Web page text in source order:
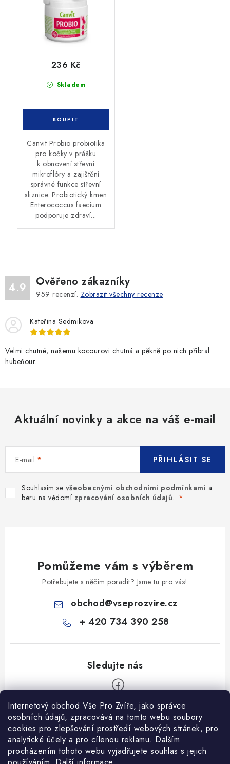
Internetový obchod Vše Pro Zvíře, jako správce
osobních údajů, zpracovává na tomto webu soubory
cookies pro zlepšování prostředí webových stránek, pro
analytické účely a pro cílenou reklamu. Dalším
procházením tohoto webu vyjadřujete souhlas s jejich
Skladem
236 Kč
Canvit Probio probiotika
pro kočky v prášku
k obnovení střevní
mikroflóry a zajištění
správné funkce střevní
sliznice. Probiotický kmen
Enterococcus faecium
podporuje zdraví...
4.9 Ověřeno zákazníky
959 recenzí. Zobrazit všechny recenze
Kateřina Sedmikova
Velmi chutné, našemu kocourovi chutná a pěkně po nich přibral
hubeňour.
Aktuální novinky a akce na váš e-mail
E-mail
Souhlasím se všeobecnými obchodními podmínkami a
beru na vědomí zpracování osobních údajů.
PŘIHLÁSIT SE
Pomůžeme vám s výběrem
Potřebujete s něčím poradit? Jsme tu pro vás!
obchod@vseprozvire.cz
+ 420 734 390 258
Informace pro Vás
Ceník dopravy